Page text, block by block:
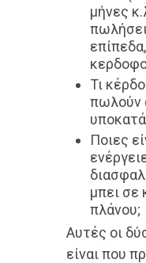
μήνες
Τι
πωλούν
Ποιες
μπει σε
πλάνου;
Αυτές οι
είναι που